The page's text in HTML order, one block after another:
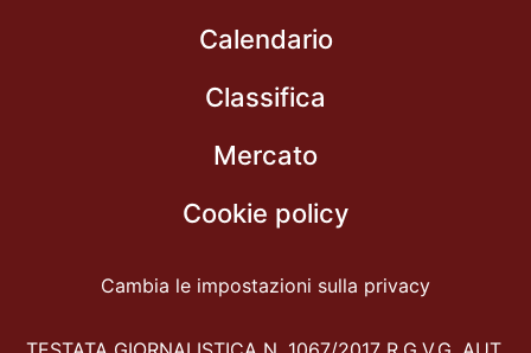
Calendario
Classifica
Mercato
Cookie policy
Cambia le impostazioni sulla privacy